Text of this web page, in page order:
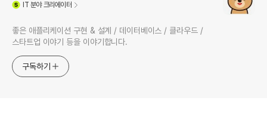
IT 분야 크리에이터
좋은 애플리케이션 구현 & 설계 / 데이터베이스 / 클라우드 /
스타트업 이야기 등을 이야기합니다.
구독하기